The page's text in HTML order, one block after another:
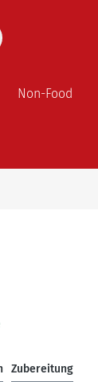
Non-Food
Zubereitung